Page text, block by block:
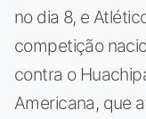
no dia 8, e
competição
contra o
Americana, que